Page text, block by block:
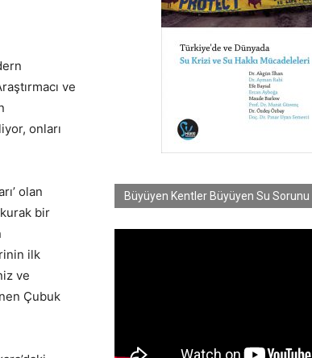
ve
onları
olan
bir
ilk
ve
Çubuk
Büyüyen Kentler Büyüyen Su Sorunu